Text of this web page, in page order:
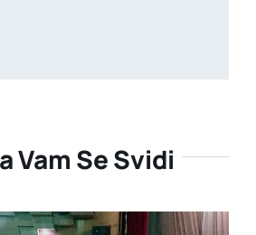
Vam Se Svidi